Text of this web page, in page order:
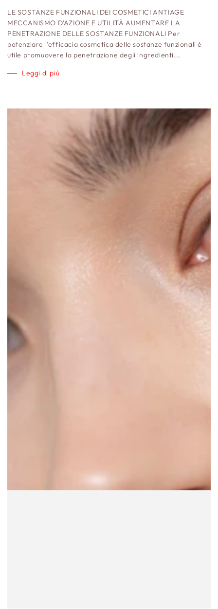
LE SOSTANZE FUNZIONALI DEI COSMETICI ANTIAGE
MECCANISMO D’AZIONE E UTILITÀ AUMENTARE LA
PENETRAZIONE DELLE SOSTANZE FUNZIONALI Per
potenziare l’efficacia cosmetica delle sostanze funzionali è
utile promuovere la penetrazione degli ingredienti...
Leggi di più